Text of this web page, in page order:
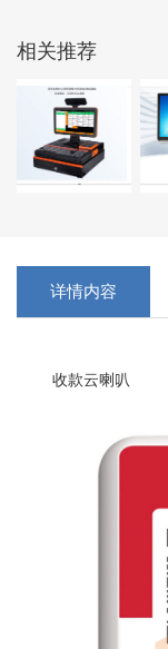
相关推荐
详情内容
收款云喇叭